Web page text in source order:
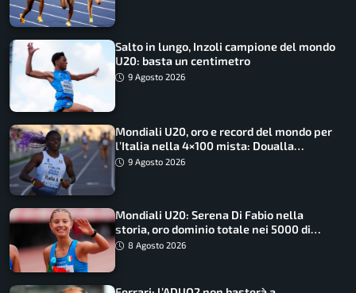
Salto in lungo, Inzoli campione del mondo
U20: basta un centimetro
9 Agosto 2026
Mondiali U20, oro e record del mondo per
l’Italia nella 4×100 mista: Doualla
straordinaria
9 Agosto 2026
Mondiali U20: Serena Di Fabio nella
storia, oro dominio totale nei 5000 di
marcia
8 Agosto 2026